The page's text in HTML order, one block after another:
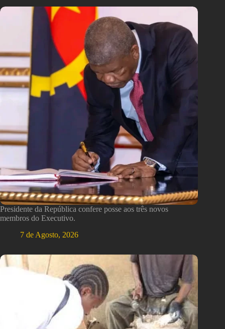
Presidente da República confere posse aos três novos
membros do Executivo.
7 de Agosto, 2026